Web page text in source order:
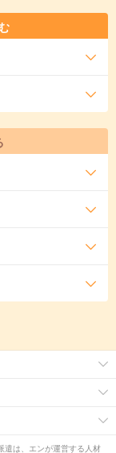
遣は、エンが運営する人材